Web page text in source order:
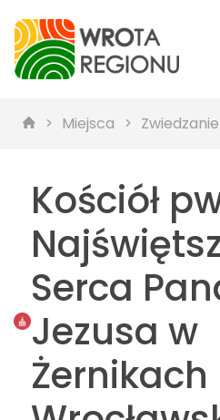
Miejsca Zwiedzanie
Kościół
Serca
Jezusa w
Żernikach